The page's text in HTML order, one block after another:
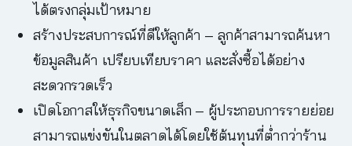
ได้ตรงกลุ่มเป้าหมาย
สร้างประสบการณ์ที่ดีให้ลูกค้า – ลูกค้าสามารถค้นหา
ข้อมูลสินค้า เปรียบเทียบราคา และสั่งซื้อได้อย่าง
สะดวกรวดเร็ว
เปิดโอกาสให้ธุรกิจขนาดเล็ก – ผู้ประกอบการรายย่อย
สามารถแข่งขันในตลาดได้โดยใช้ต้นทุนที่ต่ำกว่าร้าน